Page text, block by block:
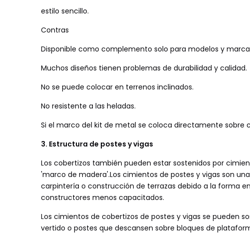
estilo sencillo.
Contras
Disponible como complemento solo para modelos y
Muchos diseños tienen problemas de durabilidad y calidad.
No se puede colocar en terrenos inclinados.
No resistente a las heladas.
Si el marco del kit de metal se coloca directamente
3. Estructura de postes y vigas
Los cobertizos también pueden estar sostenidos por
'marco de madera'.Los cimientos de postes y vigas son
carpintería o construcción de terrazas debido a la forma
constructores menos capacitados.
Los cimientos de cobertizos de postes y vigas se pueden
vertido o postes que descansen sobre bloques de